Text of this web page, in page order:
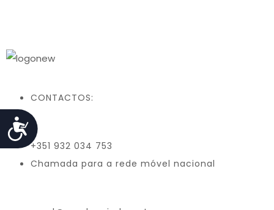
Acessibilidade
CONTACTOS:
+351 932 034 753
Chamada para a rede móvel nacional